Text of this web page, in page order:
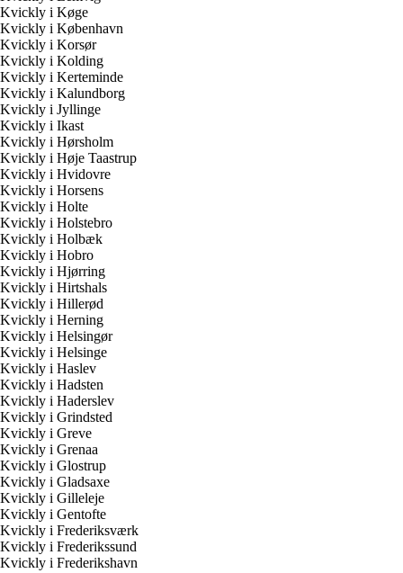
Kvickly i Køge
Kvickly i København
Kvickly i Korsør
Kvickly i Kolding
Kvickly i Kerteminde
Kvickly i Kalundborg
Kvickly i Jyllinge
Kvickly i Ikast
Kvickly i Hørsholm
Kvickly i Høje Taastrup
Kvickly i Hvidovre
Kvickly i Horsens
Kvickly i Holte
Kvickly i Holstebro
Kvickly i Holbæk
Kvickly i Hobro
Kvickly i Hjørring
Kvickly i Hirtshals
Kvickly i Hillerød
Kvickly i Herning
Kvickly i Helsingør
Kvickly i Helsinge
Kvickly i Haslev
Kvickly i Hadsten
Kvickly i Haderslev
Kvickly i Grindsted
Kvickly i Greve
Kvickly i Grenaa
Kvickly i Glostrup
Kvickly i Gladsaxe
Kvickly i Gilleleje
Kvickly i Gentofte
Kvickly i Frederiksværk
Kvickly i Frederikssund
Kvickly i Frederikshavn